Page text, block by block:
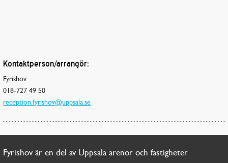
Kontaktperson/arrangör:
Fyrishov
018-727 49 50
reception.fyrishov@uppsala.se
Fyrishov är en del av Uppsala arenor och fastigheter